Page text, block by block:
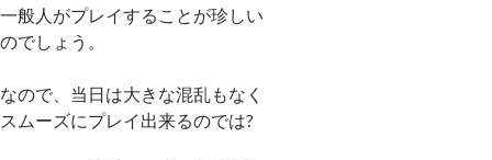
一般人がプレイすることが珍しい
のでしょう。
なので、当日は大きな混乱もなく
スムーズにプレイ出来るのでは?